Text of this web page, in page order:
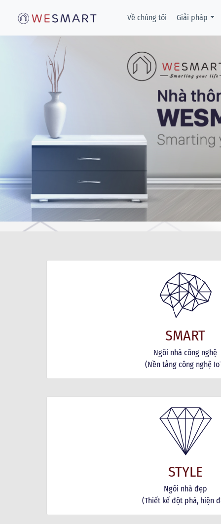
Về chúng tôi Giải pháp
SMART
Ngôi nhà công nghệ
(Nền tảng công nghệ
STYLE
Ngôi nhà đẹp
(Thiết kế đột phá, hiện